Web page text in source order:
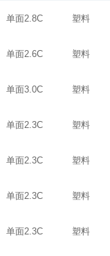
单面2.8C 塑料
单面2.6C 塑料
单面3.0C 塑料
单面2.3C 塑料
单面2.3C 塑料
单面2.3C 塑料
单面2.3C 塑料